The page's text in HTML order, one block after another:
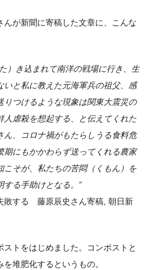
が新聞に寄稿した文章に、こんな
）き込まれて南洋の戦場に行き、生
いと私に教えた元海軍兵の祖父、感
りつけるような現象は関東大震災の
人虐殺を想起する、と伝えてくれた
ん、コロナ禍がもたらしうる食料危
期にもかかわらず送ってくれる農家
こそが、私たちの苦悶（くもん）を
する手助けとなる。”
敗する 藤原辰史さん寄稿, 朝日新
トをはじめました。コンポストと
堆肥化するというもの。